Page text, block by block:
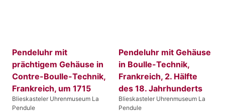
Pendeluhr mit
prächtigem Gehäuse in
Contre-BouIle-Technik,
Frankreich, um 1715
Blieskasteler Uhrenmuseum La
Pendule
Pendeluhr mit Gehäuse
in Boulle-Technik,
Frankreich, 2. Hälfte
des 18. Jahrhunderts
Blieskasteler Uhrenmuseum La
Pendule